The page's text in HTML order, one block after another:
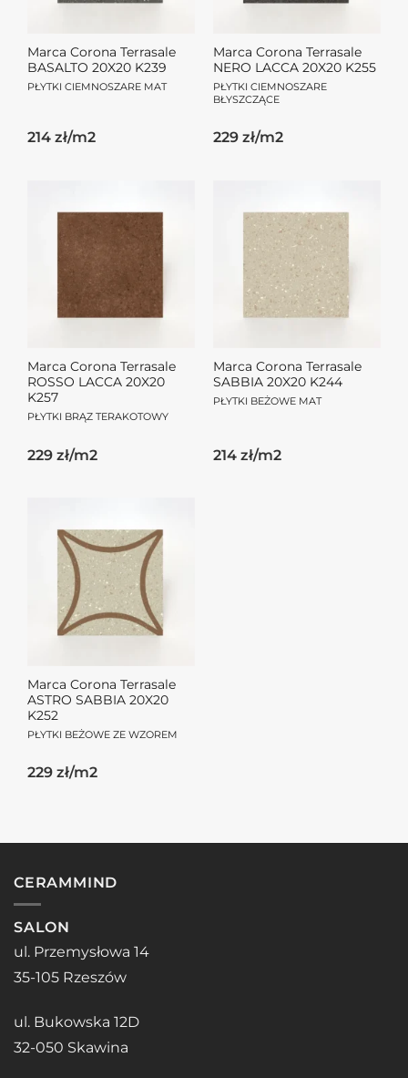
Marca Corona Terrasale
BASALTO 20X20 K239
PŁYTKI CIEMNOSZARE MAT
214 zł/m2
Marca Corona Terrasale
NERO LACCA 20X20 K255
PŁYTKI CIEMNOSZARE
BŁYSZCZĄCE
229 zł/m2
Marca Corona Terrasale
ROSSO LACCA 20X20
K257
PŁYTKI BRĄZ TERAKOTOWY
229 zł/m2
Marca Corona Terrasale
SABBIA 20X20 K244
PŁYTKI BEŻOWE MAT
214 zł/m2
Marca Corona Terrasale
ASTRO SABBIA 20X20
K252
PŁYTKI BEŻOWE ZE WZOREM
229 zł/m2
CERAMMIND
SALON
ul. Przemysłowa 14
35-105 Rzeszów
ul. Bukowska 12D
32-050 Skawina